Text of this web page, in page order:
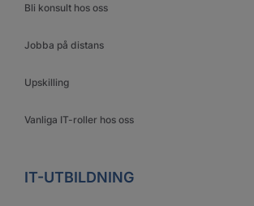
Bli konsult hos oss
Jobba på distans
Upskilling
Vanliga IT-roller hos oss
IT-UTBILDNING